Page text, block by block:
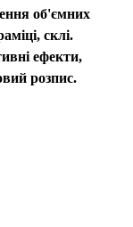
об'ємних
склі.
ефекти,
розпис.